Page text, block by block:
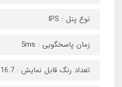
نوع پنل : IPS
زمان پاسخگویی : 5ms
تعداد رنگ قابل نمایش : 16.7 میلیون رنگ